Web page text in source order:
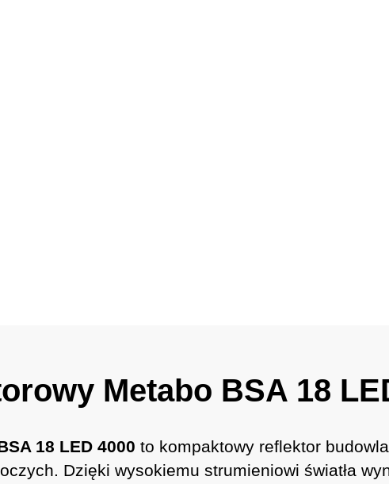
Metabo BSA 18
18 LED 4000 to kompaktowy reflektor
Dzięki wysokiemu strumieniowi światła